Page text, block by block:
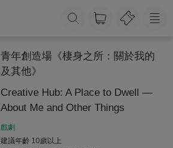
青年創造場《棲身之所：關於我的
及其他》
Creative Hub: A Place to Dwell —
About Me and Other Things
戲劇
建議年齡 10歲以上